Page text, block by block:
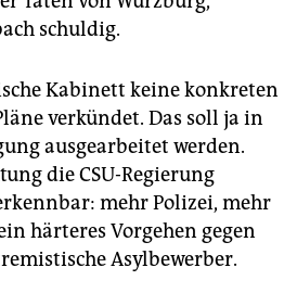
schuldig.
Kabinett keine konkreten
verkündet. Das soll ja in
ausgearbeitet werden.
die CSU-Regierung
mehr Polizei, mehr
härteres Vorgehen gegen
Asylbewerber.